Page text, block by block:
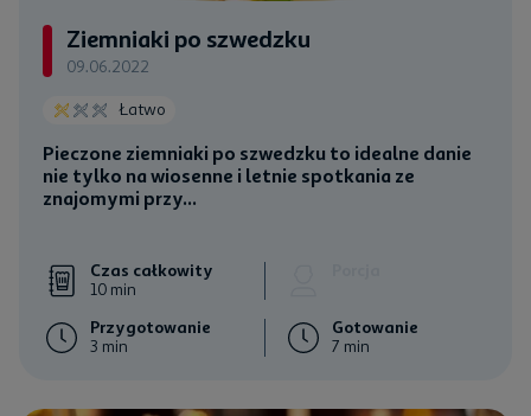
Ziemniaki po szwedzku
09.06.2022
Łatwo
Pieczone ziemniaki po szwedzku to idealne danie
nie tylko na wiosenne i letnie spotkania ze
znajomymi przy...
Czas całkowity
10 min
Przygotowanie
3 min
Gotowanie
7 min